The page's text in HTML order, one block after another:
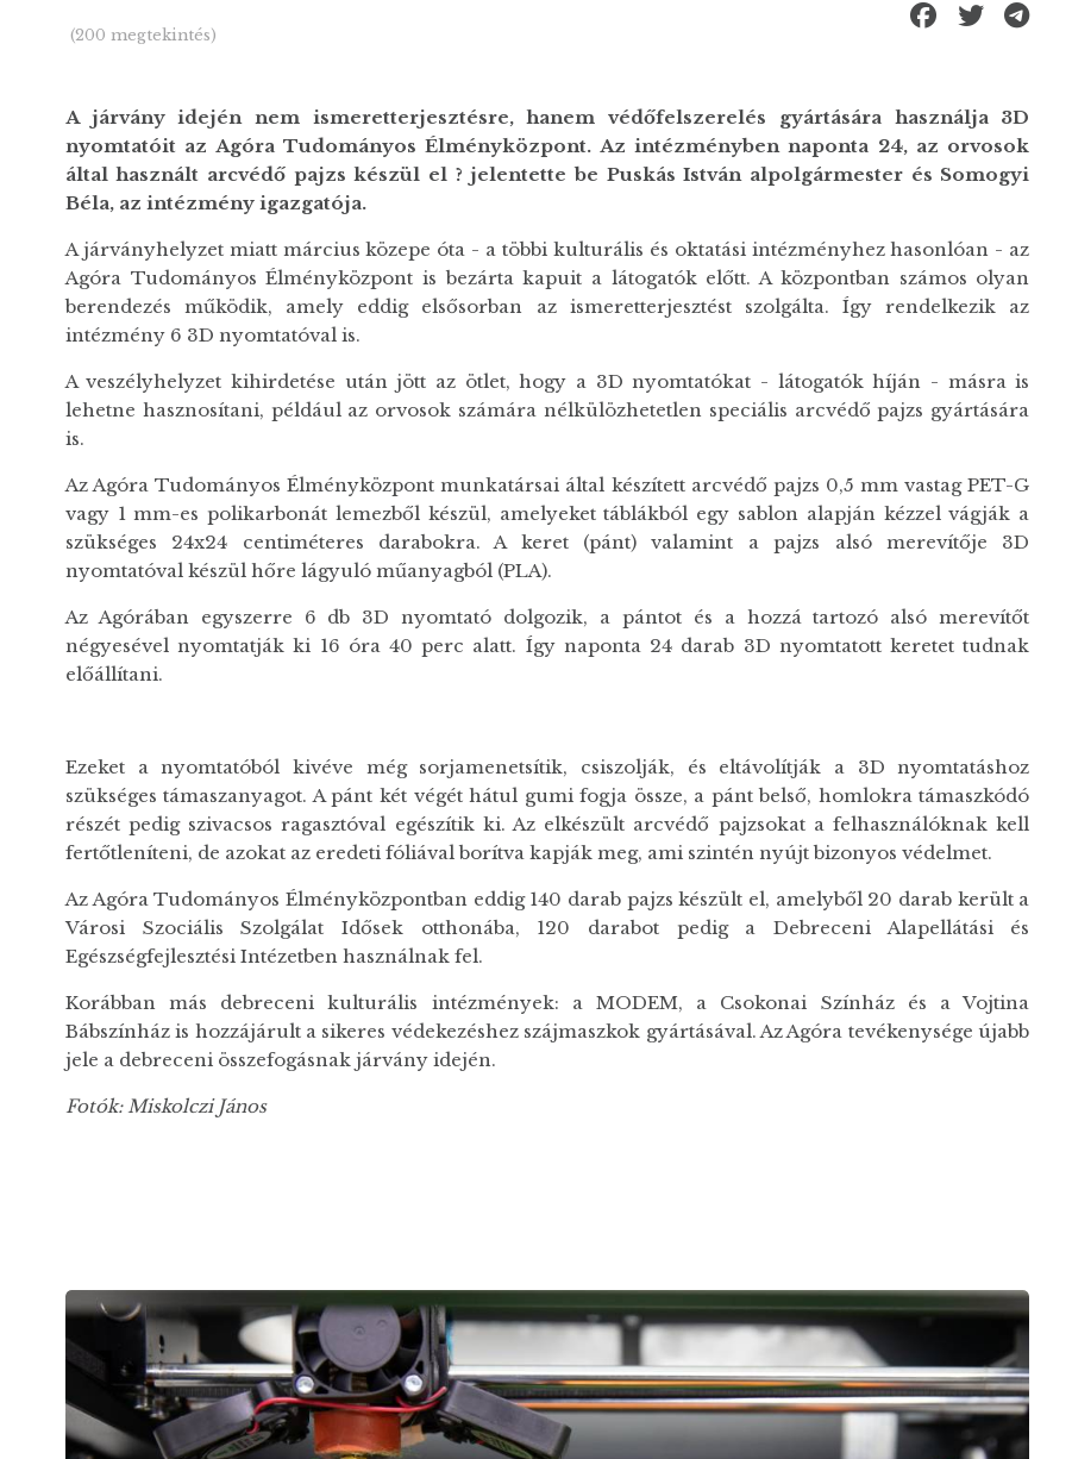
(200 megtekintés)
A járvány idején nem ismeretterjesztésre, hanem védőfelszerelés gyártására használja 3D
nyomtatóit az Agóra Tudományos Élményközpont. Az intézményben naponta 24, az orvosok
által használt arcvédő pajzs készül el ? jelentette be Puskás István alpolgármester és Somogyi
Béla, az intézmény igazgatója.
A járványhelyzet miatt március közepe óta - a többi kulturális és oktatási intézményhez hasonlóan - az
Agóra Tudományos Élményközpont is bezárta kapuit a látogatók előtt. A központban számos olyan
berendezés működik, amely eddig elsősorban az ismeretterjesztést szolgálta. Így rendelkezik az
intézmény 6 3D nyomtatóval is.
A veszélyhelyzet kihirdetése után jött az ötlet, hogy a 3D nyomtatókat - látogatók híján - másra is
lehetne hasznosítani, például az orvosok számára nélkülözhetetlen speciális arcvédő pajzs gyártására
is.
Az Agóra Tudományos Élményközpont munkatársai által készített arcvédő pajzs 0,5 mm vastag PET-G
vagy 1 mm-es polikarbonát lemezből készül, amelyeket táblákból egy sablon alapján kézzel vágják a
szükséges 24x24 centiméteres darabokra. A keret (pánt) valamint a pajzs alsó merevítője 3D
nyomtatóval készül hőre lágyuló műanyagból (PLA).
Az Agórában egyszerre 6 db 3D nyomtató dolgozik, a pántot és a hozzá tartozó alsó merevítőt
négyesével nyomtatják ki 16 óra 40 perc alatt. Így naponta 24 darab 3D nyomtatott keretet tudnak
előállítani.
Ezeket a nyomtatóból kivéve még sorjamenetsítik, csiszolják, és eltávolítják a 3D nyomtatáshoz
szükséges támaszanyagot. A pánt két végét hátul gumi fogja össze, a pánt belső, homlokra támaszkódó
részét pedig szivacsos ragasztóval egészítik ki. Az elkészült arcvédő pajzsokat a felhasználóknak kell
fertőtleníteni, de azokat az eredeti fóliával borítva kapják meg, ami szintén nyújt bizonyos védelmet.
Az Agóra Tudományos Élményközpontban eddig 140 darab pajzs készült el, amelyből 20 darab került a
Városi Szociális Szolgálat Idősek otthonába, 120 darabot pedig a Debreceni Alapellátási és
Egészségfejlesztési Intézetben használnak fel.
Korábban más debreceni kulturális intézmények: a MODEM, a Csokonai Színház és a Vojtina
Bábszínház is hozzájárult a sikeres védekezéshez szájmaszkok gyártásával. Az Agóra tevékenysége újabb
jele a debreceni összefogásnak járvány idején.
Fotók: Miskolczi János